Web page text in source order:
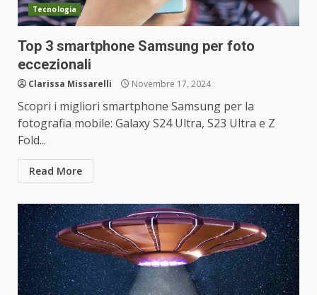
Tecnologia
Top 3 smartphone Samsung per foto
eccezionali
Clarissa Missarelli Novembre 17, 2024
Scopri i migliori smartphone Samsung per la
fotografia mobile: Galaxy S24 Ultra, S23 Ultra e Z
Fold...
Read More